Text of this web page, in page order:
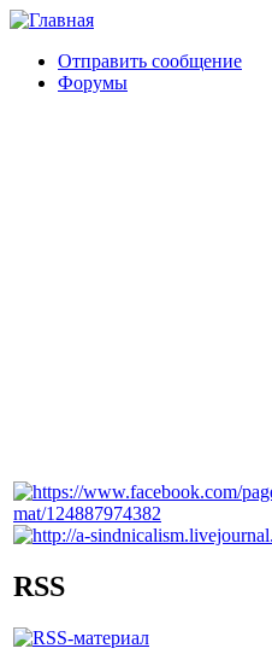
Отправить сообщение
Форумы
RSS